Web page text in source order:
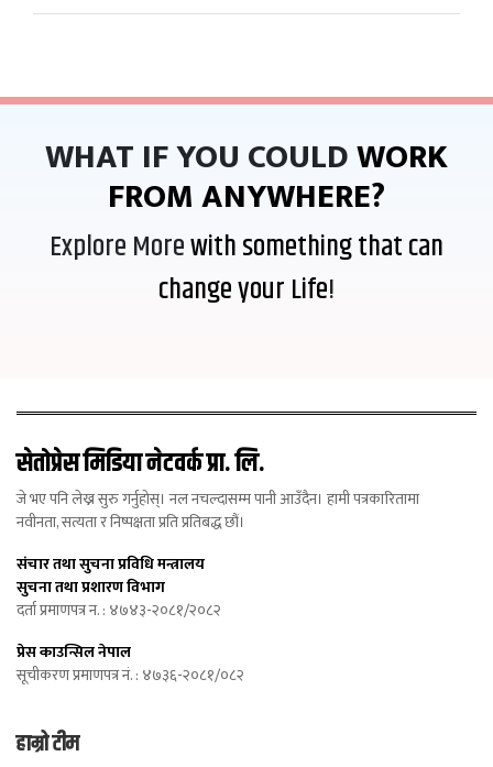
WHAT IF YOU COULDWORK
FROM ANYWHERE?
Explore Morewith something that can
change your Life!
सेतोप्रेस मिडिया नेटवर्क प्रा. लि.
जे भए पनि लेख्न सुरु गर्नुहोस्। नल नचल्दासम्म पानी आउँदैन। हामी पत्रकारितामा
नवीनता, सत्यता र निष्पक्षता प्रति प्रतिबद्ध छौं।
संचार तथा सुचना प्रविधि मन्त्रालय
सुचना तथा प्रशारण विभाग
दर्ता प्रमाणपत्र न. : ४७४३-२०८१/२०८२
प्रेस काउन्सिल नेपाल
सूचीकरण प्रमाणपत्र नं. : ४७३६-२०८१/०८२
हाम्रो टीम